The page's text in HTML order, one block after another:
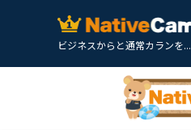
ビジネスからと通常カランを...